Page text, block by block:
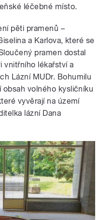
léčebné místo.
pěti pramenů –
a Karlova, které se
pramen dostal
vnitřního lékařství a
Lázní MUDr. Bohumilu
obsah volného kysličníku
vyvěrají na území
lázní Dana